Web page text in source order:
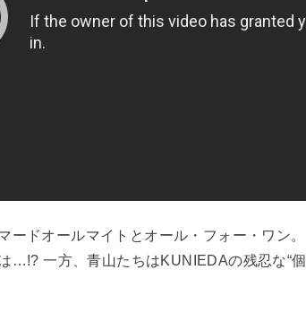
ードオールマイトとオール・フォー・ワン
…!? 一方、青山たちはKUNIEDAの残忍な“